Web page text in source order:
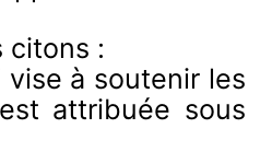
citons :
à soutenir les
attribuée sous